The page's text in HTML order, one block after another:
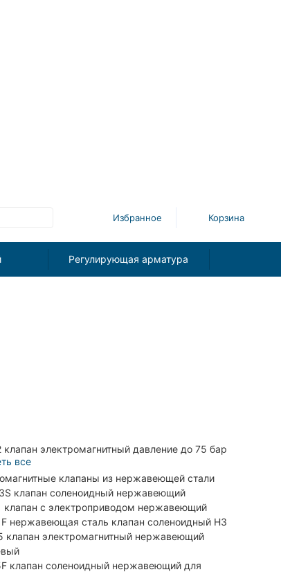
Избранное Корзина
Регулирующая арматура
клапан электромагнитный давление до 75 бар
все
клапаны из нержавеющей стали
клапан соленоидный нержавеющий
клапан с электроприводом нержавеющий
нержавеющая сталь клапан соленоидный НЗ
клапан электромагнитный нержавеющий
клапан соленоидный нержавеющий для